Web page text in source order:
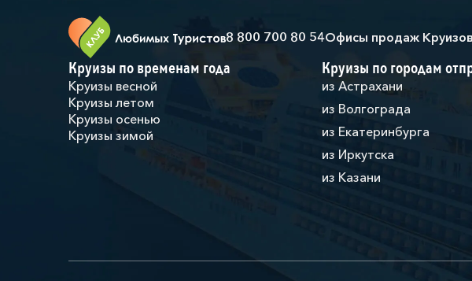
8 800 700 80 54Офисы продаж Круизов
Круизы по временам года
Круизы весной
Круизы летом
Круизы осенью
Круизы зимой
Круизы по городам
из Астрахани
из Волгограда
из Екатеринбурга
из Иркутска
из Казани